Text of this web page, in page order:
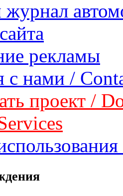
журнал
рекламы
с нами /
проект /